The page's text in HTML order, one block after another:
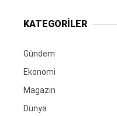
KATEGORİLER
Gündem
Ekonomi
Magazin
Dünya